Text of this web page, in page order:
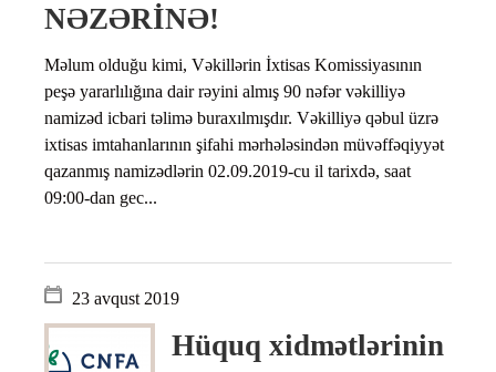
NƏZƏRİNƏ!
Məlum olduğu kimi, Vəkillərin İxtisas Komissiyasının
peşə yararlılığına dair rəyini almış 90 nəfər vəkilliyə
namizəd icbari təlimə buraxılmışdır. Vəkilliyə qəbul üzrə
ixtisas imtahanlarının şifahi mərhələsindən müvəffəqiyyət
qazanmış namizədlərin 02.09.2019-cu il tarixdə, saat
09:00-dan gec...
23 avqust 2019
Hüquq xidmətlərinin